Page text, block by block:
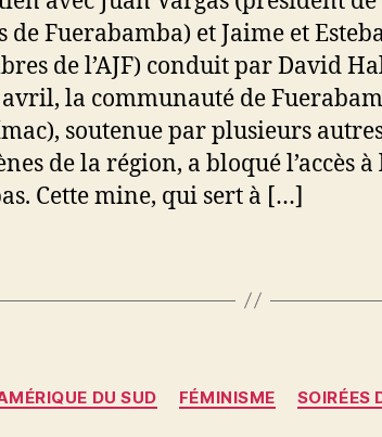
de Fuerabamba) et Jaime et
de l’AJF) conduit par David
la communauté de
soutenue par plusieurs
de la région, a bloqué l’accès
Cette mine, qui sert à […]
Catégories
DU SUD FÉMINISME SOIRÉES